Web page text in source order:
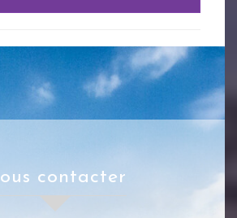
nous contacter